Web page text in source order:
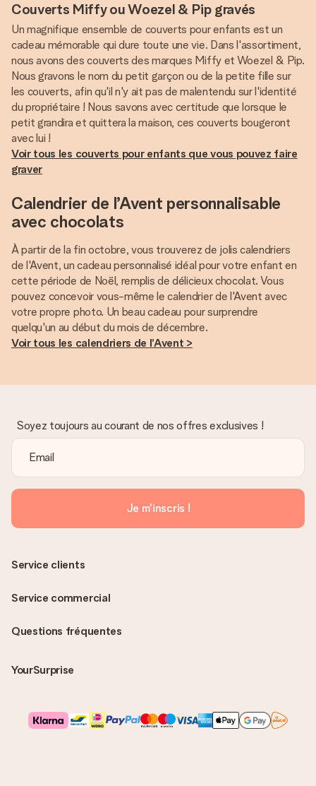
Couverts Miffy ou Woezel & Pip gravés
Un magnifique ensemble de couverts pour enfants est un
cadeau mémorable qui dure toute une vie. Dans l'assortiment,
nous avons des couverts des marques Miffy et Woezel & Pip.
Nous gravons le nom du petit garçon ou de la petite fille sur
les couverts, afin qu'il n'y ait pas de malentendu sur l'identité
du propriétaire ! Nous savons avec certitude que lorsque le
petit grandira et quittera la maison, ces couverts bougeront
Voir tous les couverts pour enfants que vous pouvez faire
graver
Calendrier de l’Avent personnalisable
avec chocolats
À partir de la fin octobre, vous trouverez de jolis calendriers
de l'Avent, un cadeau personnalisé idéal pour votre enfant en
cette période de Noël, remplis de délicieux chocolat. Vous
pouvez concevoir vous-même le calendrier de l'Avent avec
votre propre photo. Un beau cadeau pour surprendre
Voir tous les calendriers de l’Avent >
Soyez toujours au courant de nos offres exclusives !
Je m'inscris !
Questions fréquentes
YourSurprise
Service clients
Service commercial